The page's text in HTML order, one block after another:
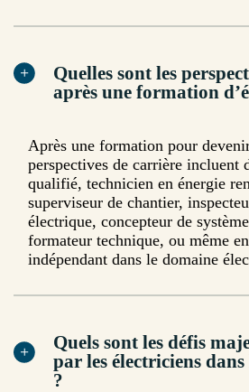
Quelles sont les
après une formation
Après une formation pour
perspectives de carrière incluent
qualifié, technicien en énergie
superviseur de chantier,
électrique, concepteur de
formateur technique, ou même
indépendant dans le domaine
Quels sont les défis
par les électriciens
?